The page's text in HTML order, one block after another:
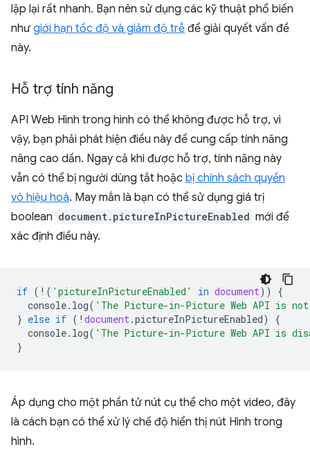
lặp lại rất nhanh. Bạn nên sử dụng các kỹ thuật phổ biến
như giới hạn tốc độ và giảm độ trễ để giải quyết vấn đề
này.
Hỗ trợ tính năng
API Web Hình trong hình có thể không được hỗ trợ, vì
vậy, bạn phải phát hiện điều này để cung cấp tính năng
nâng cao dần. Ngay cả khi được hỗ trợ, tính năng này
vẫn có thể bị người dùng tắt hoặc bị chính sách quyền
vô hiệu hoá. May mắn là bạn có thể sử dụng giá trị
boolean document.pictureInPictureEnabled mới để
xác định điều này.
if ( ! ( 'pictureInPictureEnabled' in document))
{
console. log( 'The Picture-in-Picture Web API is
} else if ( ! document.pictureInPictureEnabled)
{
console. log( 'The Picture-in-Picture Web API is
}
Áp dụng cho một phần tử nút cụ thể cho một video, đây
là cách bạn có thể xử lý chế độ hiển thị nút Hình trong
hình.